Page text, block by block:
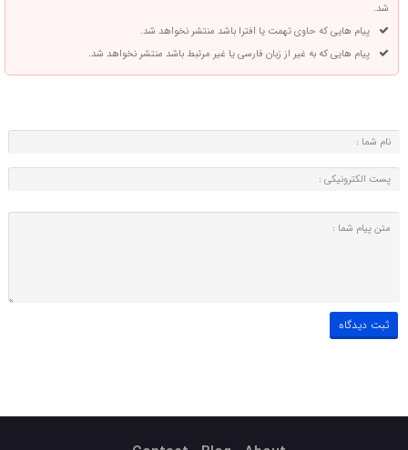
شد.
پیام هایی که حاوی تهمت یا افترا باشد منتشر نخواهد شد.
پیام هایی که به غیر از زبان فارسی یا غیر مرتبط باشد منتشر نخواهد شد.